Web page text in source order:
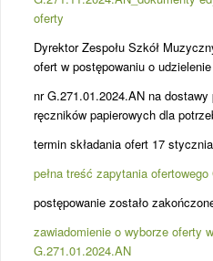
oferty
Dyrektor Zespołu Szkół
ofert w postępowaniu o
nr G.271.01.2024.AN na
ręczników papierowych dla
termin składania ofert 17
pełna treść zapytania
postępowanie zostało
zawiadomienie o wyborze oferty
G.271.01.2024.AN